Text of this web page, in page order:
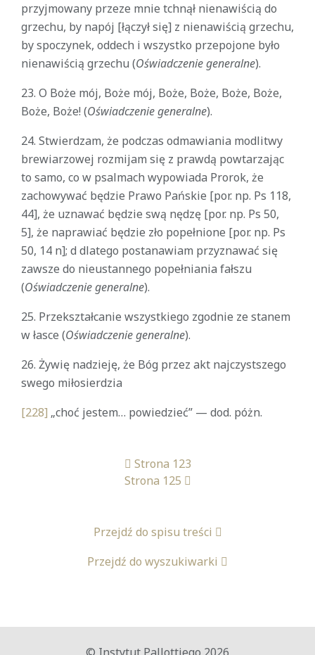
przyjmowany przeze mnie tchnął nienawiścią do
grzechu, by napój [łączył się] z nienawiścią grzechu,
by spoczynek, oddech i wszystko przepojone było
nienawiścią grzechu (Oświadczenie generalne).
23. O Boże mój, Boże mój, Boże, Boże, Boże, Boże,
Boże, Boże! (Oświadczenie generalne).
24. Stwierdzam, że podczas odmawiania modlitwy
brewiarzowej rozmijam się z prawdą powtarzając
to samo, co w psalmach wypowiada Prorok, że
zachowywać będzie Prawo Pańskie [por. np. Ps 118,
44], że uznawać będzie swą nędzę [por. np. Ps 50,
5], że naprawiać będzie zło popełnione [por. np. Ps
50, 14 n]; d dlatego postanawiam przyznawać się
zawsze do nieustannego popełniania fałszu
(Oświadczenie generalne).
25. Przekształcanie wszystkiego zgodnie ze stanem
w łasce (Oświadczenie generalne).
26. Żywię nadzieję, że Bóg przez akt najczystszego
swego miłosierdzia
[228] „choć jestem… powiedzieć” — dod. póżn.
Strona 123
Strona 125
Przejdź do spisu treści
Przejdź do wyszukiwarki